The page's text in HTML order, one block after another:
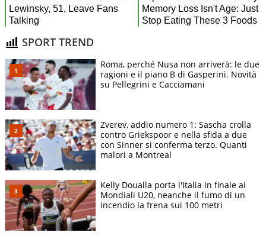
SPORT TREND
Roma, perché Nusa non arriverà: le due
ragioni e il piano B di Gasperini. Novità
su Pellegrini e Cacciamani
Zverev, addio numero 1: Sascha crolla
contro Griekspoor e nella sfida a due
con Sinner si conferma terzo. Quanti
malori a Montreal
Kelly Doualla porta l'Italia in finale ai
Mondiali U20, neanche il fumo di un
incendio la frena sui 100 metri